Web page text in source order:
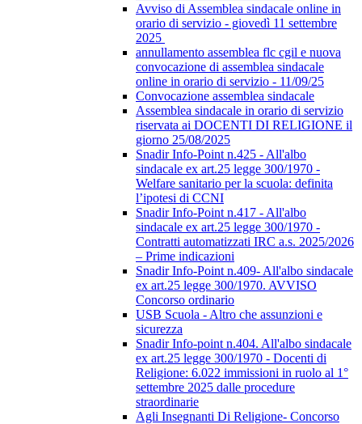
Avviso di Assemblea sindacale online in
orario di servizio - giovedì 11 settembre
2025
annullamento assemblea flc cgil e nuova
convocazione di assemblea sindacale
online in orario di servizio - 11/09/25
Convocazione assemblea sindacale
Assemblea sindacale in orario di servizio
riservata ai DOCENTI DI RELIGIONE il
giorno 25/08/2025
Snadir Info-Point n.425 - All'albo
sindacale ex art.25 legge 300/1970 -
Welfare sanitario per la scuola: definita
l’ipotesi di CCNI
Snadir Info-Point n.417 - All'albo
sindacale ex art.25 legge 300/1970 -
Contratti automatizzati IRC a.s. 2025/2026
– Prime indicazioni
Snadir Info-Point n.409- All'albo sindacale
ex art.25 legge 300/1970. AVVISO
Concorso ordinario
USB Scuola - Altro che assunzioni e
sicurezza
Snadir Info-point n.404. All'albo sindacale
ex art.25 legge 300/1970 - Docenti di
Religione: 6.022 immissioni in ruolo al 1°
settembre 2025 dalle procedure
straordinarie
Agli Insegnanti Di Religione- Concorso